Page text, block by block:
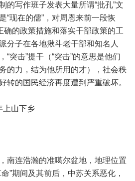
的写作班子发表大量所谓“批孔”文
“现在的儒”，对周恩来前一段恢
确的政策措施和落实干部政策的工
分子在各地揪斗老干部和知名人
“突击”提干（“突击”的意思是他们
的力，结为他所用的才），社会秩
转的国民经济再度遭到严重破坏。
上山下乡
南连浩瀚的准噶尔盆地，地理位置
”期间及其前后，中苏关系恶化，